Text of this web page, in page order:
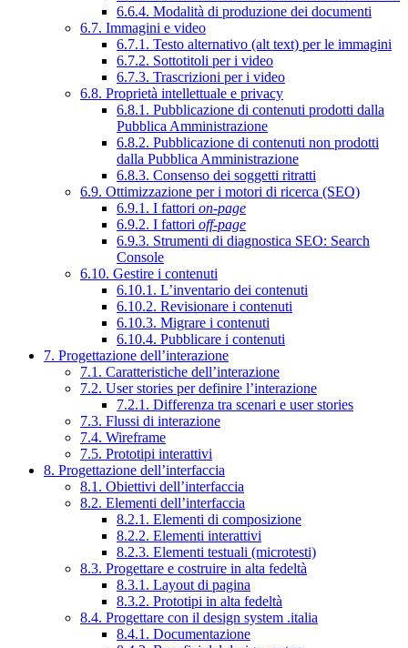
6.6.4. Modalità di produzione dei documenti
6.7. Immagini e video
6.7.1. Testo alternativo (alt text) per le immagini
6.7.2. Sottotitoli per i video
6.7.3. Trascrizioni per i video
6.8. Proprietà intellettuale e privacy
6.8.1. Pubblicazione di contenuti prodotti dalla
Pubblica Amministrazione
6.8.2. Pubblicazione di contenuti non prodotti
dalla Pubblica Amministrazione
6.8.3. Consenso dei soggetti ritratti
6.9. Ottimizzazione per i motori di ricerca (SEO)
6.9.1. I fattori on-page
6.9.2. I fattori off-page
6.9.3. Strumenti di diagnostica SEO: Search
Console
6.10. Gestire i contenuti
6.10.1. L’inventario dei contenuti
6.10.2. Revisionare i contenuti
6.10.3. Migrare i contenuti
6.10.4. Pubblicare i contenuti
7. Progettazione dell’interazione
7.1. Caratteristiche dell’interazione
7.2. User stories per definire l’interazione
7.2.1. Differenza tra scenari e user stories
7.3. Flussi di interazione
7.4. Wireframe
7.5. Prototipi interattivi
8. Progettazione dell’interfaccia
8.1. Obiettivi dell’interfaccia
8.2. Elementi dell’interfaccia
8.2.1. Elementi di composizione
8.2.2. Elementi interattivi
8.2.3. Elementi testuali (microtesti)
8.3. Progettare e costruire in alta fedeltà
8.3.1. Layout di pagina
8.3.2. Prototipi in alta fedeltà
8.4. Progettare con il design system .italia
8.4.1. Documentazione